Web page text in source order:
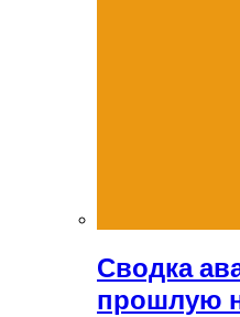
Сводка
прошлую